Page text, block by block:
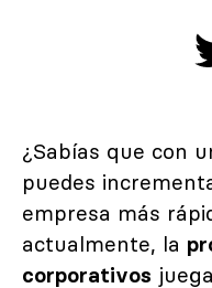
¿Sabías que con
puedes
empresa más
actualmente, la
corporativos